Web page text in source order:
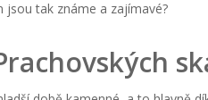
jsou tak známe a zajímavé?